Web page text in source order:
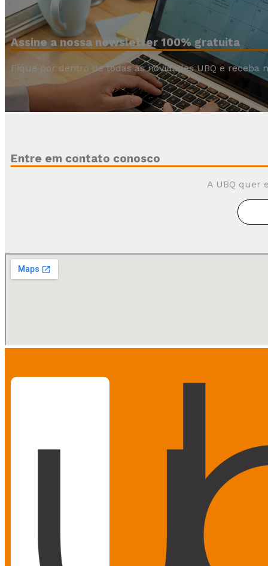
Assine a nossa newsletter 100% gratuita
Fique por dentro de todas as novidades UBQ e receba
Entre em contato conosco
A UBQ quer